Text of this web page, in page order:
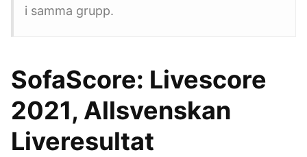
i samma grupp.
SofaScore: Livescore
2021, Allsvenskan
Liveresultat